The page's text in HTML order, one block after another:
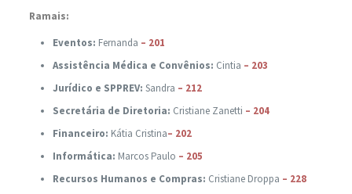
Ramais:
Eventos: Fernanda – 201
Assistência Médica e Convênios: Cintia – 203
Jurídico e SPPREV: Sandra – 212
Secretária de Diretoria: Cristiane Zanetti – 204
Financeiro: Kátia Cristina– 202
Informática: Marcos Paulo – 205
Recursos Humanos e Compras: Cristiane Droppa – 228